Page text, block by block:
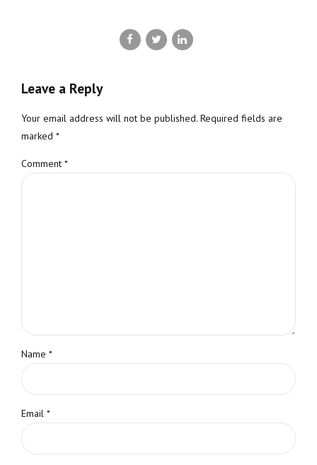
Leave a Reply
Your email address will not be published. Required fields are
marked *
Comment *
Name *
Email *